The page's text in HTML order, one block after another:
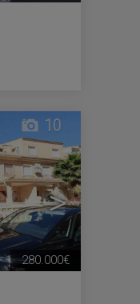
>
10
280.000€